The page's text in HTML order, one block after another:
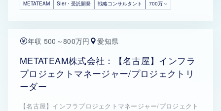
METATEAM SIer・受託開発 戦略コンサルタント 700万～
年収 500～800万円 愛知県
METATEAM株式会社：【名古屋】インフラ
プロジェクトマネージャー/プロジェクトリ
ーダー
【名古屋】インフラプロジェクトマネージャー/プロジェクト